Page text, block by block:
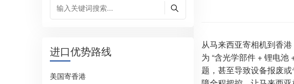
进口优势路线
美国寄香港
从马来西亚寄相机到香
为 “含光学部件 + 锂电
题，甚至导致设备报废